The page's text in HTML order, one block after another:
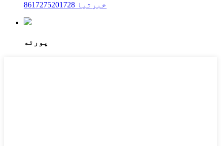
8617275201728 خبرتیا
پورته